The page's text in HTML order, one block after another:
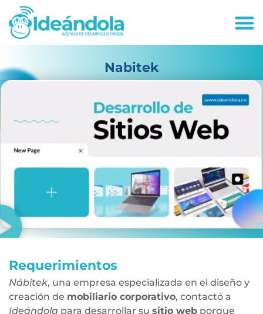
Nabitek
Requerimientos
Nábitek, una empresa especializada en el diseño y
creación de mobiliario corporativo, contactó a
Ideándola para desarrollar su sitio web porque